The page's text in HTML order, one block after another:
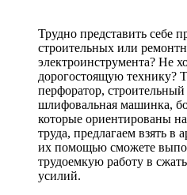
Трудно представить себе
строительных или
электроинструмента? Не
дорогостоящую технику?
перфоратор,
шлифовальная машинка,
которые ориентированы
труда, предлагаем взять
их помощью сможете
трудоемкую работу в
усилий.